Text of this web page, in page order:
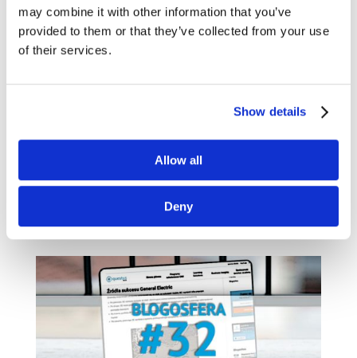
may combine it with other information that you’ve
provided to them or that they’ve collected from your use
of their services.
Show details
Allow all
Deny
Wojciech Szymański rekomenduje:
lut 26, 2020|Artykuły,Wiedza
Po rekomendacjach Roberta Kozielskiego czas
na kolejną „złotą 3” książek, artykułów i wideo
od trenera CIM. Tym razem swoje propozycje